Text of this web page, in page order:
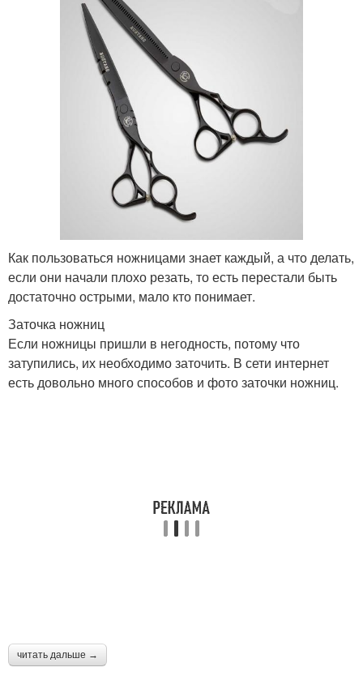
Как пользоваться ножницами знает каждый, а что делать,
если они начали плохо резать, то есть перестали быть
достаточно острыми, мало кто понимает.
Заточка ножниц
Если ножницы пришли в негодность, потому что
затупились, их необходимо заточить. В сети интернет
есть довольно много способов и фото заточки ножниц.
читать дальше →